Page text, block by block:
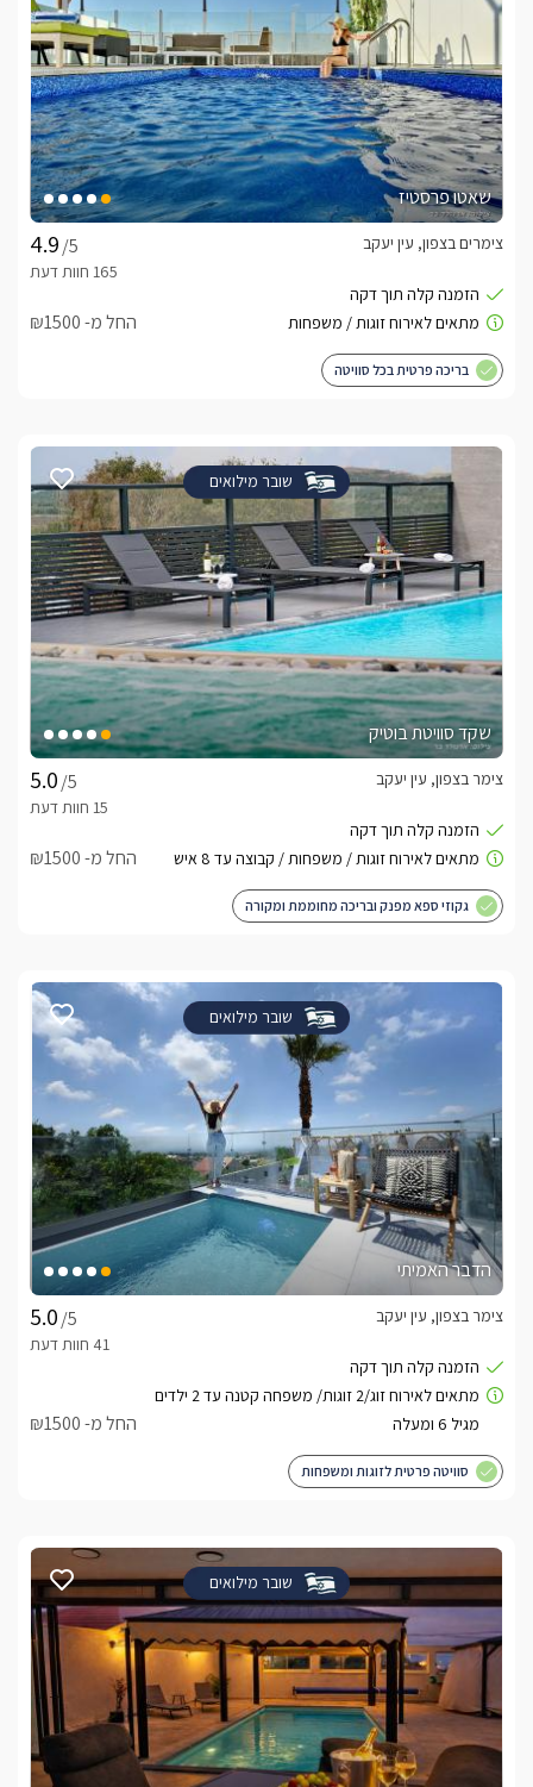
שאטו פרסטיז
/5
צימרים בצפון, עין יעקב
החל מ- ₪1500
בריכה פרטית בכל סוויטה
שובר מילואים
שקד סוויטת בוטיק
/5
צימר בצפון, עין יעקב
החל מ- ₪1500
גקוזי ספא מפנק ובריכה מחוממת ומקורה
שובר מילואים
הדבר האמיתי
/5
צימר בצפון, עין יעקב
החל מ- ₪1500
סוויטה פרטית לזוגות ומשפחות
שובר מילואים